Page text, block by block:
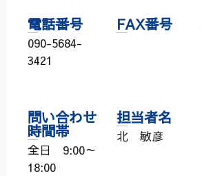
電話番号
090-5684-
3421
FAX番号
問い合わせ
時間帯
全日 9:00～
18:00
担当者名
北 敏彦